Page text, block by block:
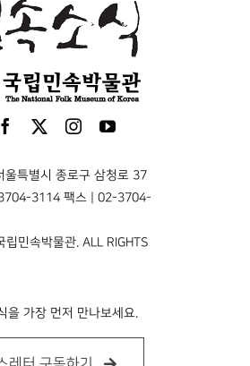
특별시 종로구 삼청로 37
3114 팩스 | 02-3704-
민속박물관. ALL RIGHTS
을 가장 먼저 만나보세요.